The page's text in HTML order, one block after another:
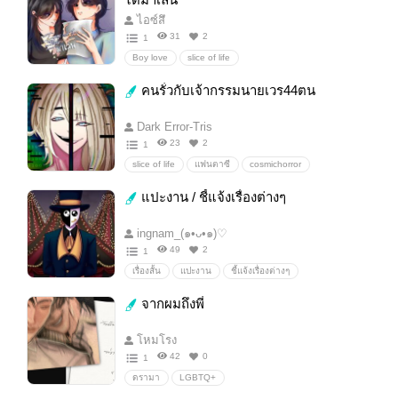
ไอซ์สึ
1 31 2
Boy love slice of life
คนรั่วกับเจ้ากรรมนายเวร44ตน
Dark Error-Tris
1 23 2
slice of life แฟนตาซี cosmichorror
แต่งมั่วๆไป ฮาเร็ม ตัวเอกสลับเพศได้
รักกันกี่โมง
แปะงาน / ชี้แจ้งเรื่องต่างๆ
ingnam_(๑•ᴗ•๑)♡
1 49 2
เรื่องสั้น แปะงาน ชี้แจ้งเรื่องต่างๆ
จากผมถึงพี่
โหมโรง
1 42 0
ดรามา LGBTQ+